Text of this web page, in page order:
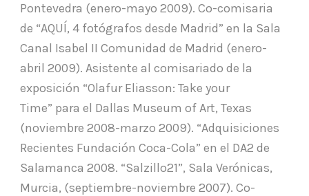
Pontevedra (enero-mayo 2009). Co-comisaria
de “AQUÍ, 4 fotógrafos desde Madrid” en la Sala
Canal Isabel II Comunidad de Madrid (enero-
abril 2009). Asistente al comisariado de la
exposición “Olafur Eliasson: Take your
Time” para el Dallas Museum of Art, Texas
(noviembre 2008-marzo 2009). “Adquisiciones
Recientes Fundación Coca-Cola” en el DA2 de
Salamanca 2008. “Salzillo21”, Sala Verónicas,
Murcia, (septiembre-noviembre 2007). Co-